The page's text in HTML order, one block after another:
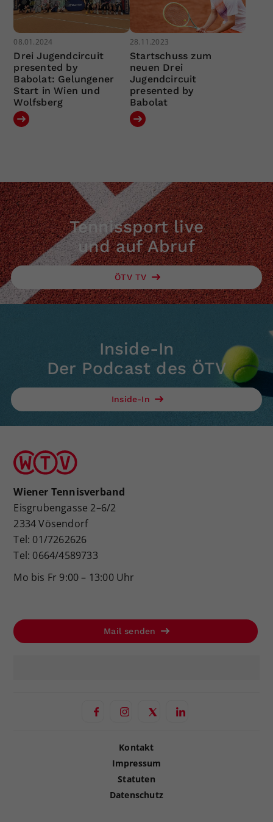
08.01.2024
Drei Jugendcircuit
presented by
Babolat: Gelungener
Start in Wien und
Wolfsberg
28.11.2023
Startschuss zum
neuen Drei
Jugendcircuit
presented by
Babolat
Tennissport live
und auf Abruf
ÖTV TV
Inside-In
Der Podcast des ÖTV
Inside-In
Wiener Tennisverband
Eisgrubengasse 2–6/2
2334 Vösendorf
Tel: 01/7262626
Tel: 0664/4589733
Mo bis Fr 9:00 – 13:00 Uhr
Mail senden
Kontakt
Impressum
Statuten
Datenschutz